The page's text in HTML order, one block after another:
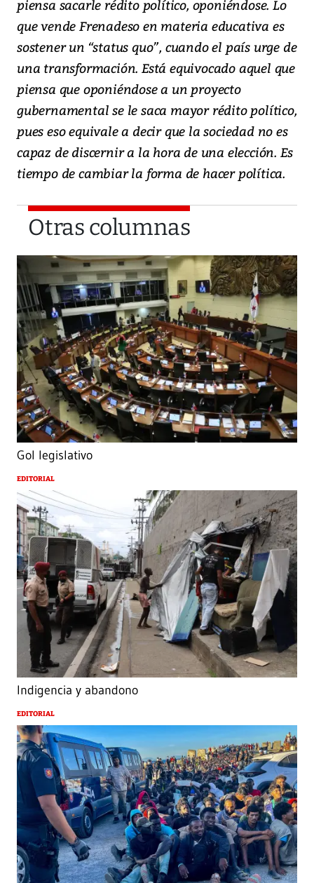
piensa sacarle rédito político, oponiéndose. Lo
que vende Frenadeso en materia educativa es
sostener un “status quo”, cuando el país urge de
una transformación. Está equivocado aquel que
piensa que oponiéndose a un proyecto
gubernamental se le saca mayor rédito político,
pues eso equivale a decir que la sociedad no es
capaz de discernir a la hora de una elección. Es
tiempo de cambiar la forma de hacer política.
Otras columnas
Gol legislativo
EDITORIAL
Indigencia y abandono
EDITORIAL